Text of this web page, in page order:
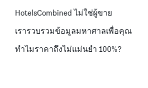
HotelsCombined ไม่ใช่ผู้ขาย
เรารวบรวมข้อมูลมหาศาลเพื่อคุณ
ทำไมราคาถึงไม่แม่นยำ 100%?